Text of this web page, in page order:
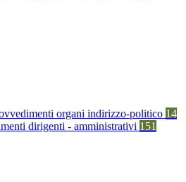
organi indirizzo-politico 14
dirigenti - amministrativi 151